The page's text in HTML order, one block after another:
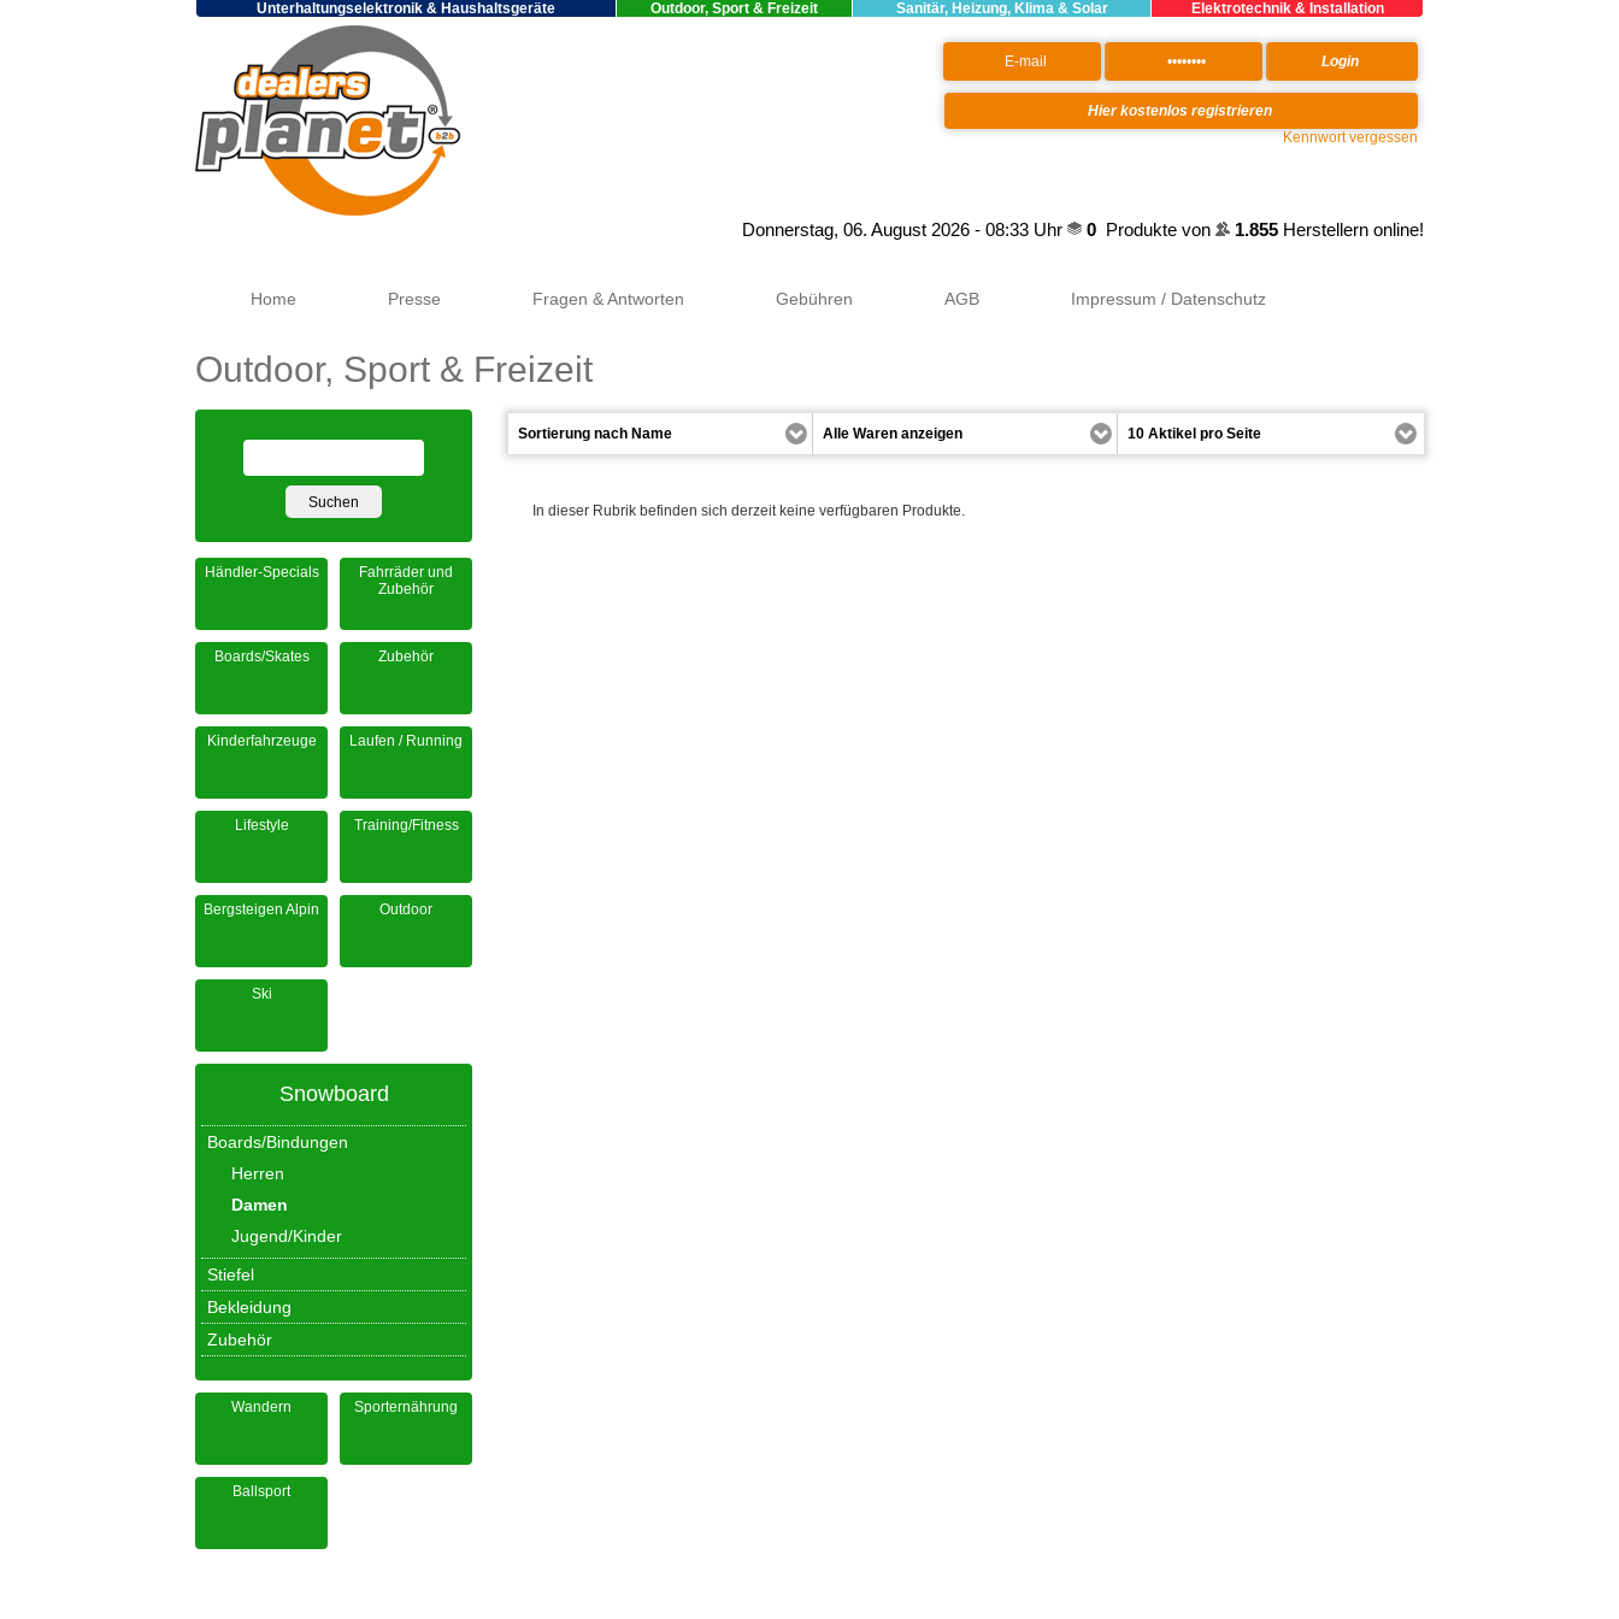
Unterhaltungselektronik & Haushaltsgeräte Outdoor, Sport & Freizeit Sanitär, Heizung, Klima & Solar Elektrotechnik & Installation
Kennwort vergessen
Donnerstag, 06. August 2026 - 08:33 Uhr 0 Produkte von 1.855 Herstellern online!
Home Presse Fragen & Antworten Gebühren AGB Impressum / Datenschutz
Outdoor, Sport & Freizeit
In dieser Rubrik befinden sich derzeit keine verfügbaren Produkte.
Händler-Specials
Fahrräder und
Zubehör
Boards/Skates Zubehör
Kinderfahrzeuge Laufen / Running
Lifestyle Training/Fitness
Bergsteigen Alpin Outdoor
Ski
Snowboard
Boards/Bindungen
Herren
Damen
Jugend/Kinder
Stiefel
Bekleidung
Zubehör
Wandern Sporternährung
Ballsport